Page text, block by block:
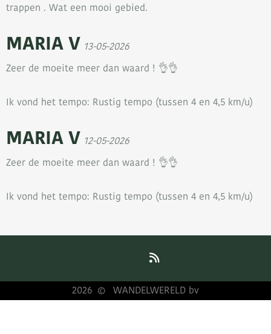
trappen . Wat een mooi gebied.
MARIA V 13-05-2026
Zeer de moeite meer dan waard ! 👌👌
Ik vond het tempo: Rustig tempo (tussen 4 en 4,5 km/u)
MARIA V 12-05-2026
Zeer de moeite meer dan waard ! 👌👌
Ik vond het tempo: Rustig tempo (tussen 4 en 4,5 km/u)
2026 © WANDELWERELD bv